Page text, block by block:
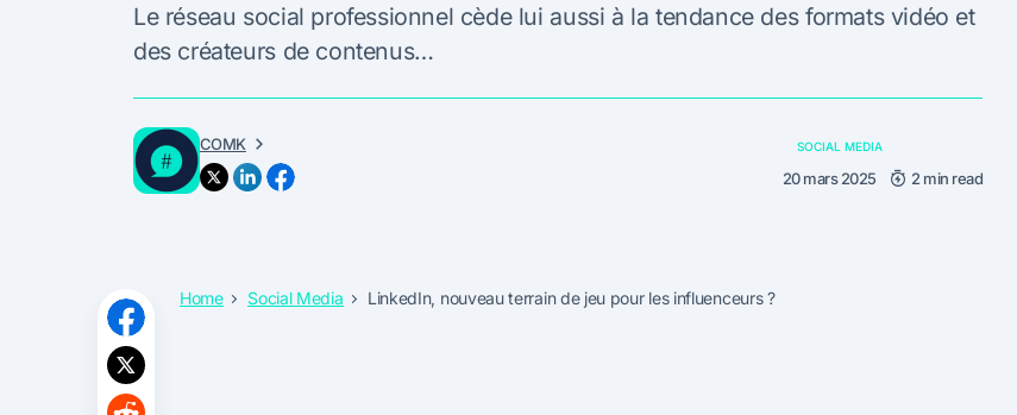
Le réseau social professionnel cède lui aussi à la tendance des formats vidéo et
des créateurs de contenus…
COMK SOCIAL MEDIA
20 mars 2025 2 min read
Home Social Media LinkedIn, nouveau terrain de jeu pour les influenceurs ?